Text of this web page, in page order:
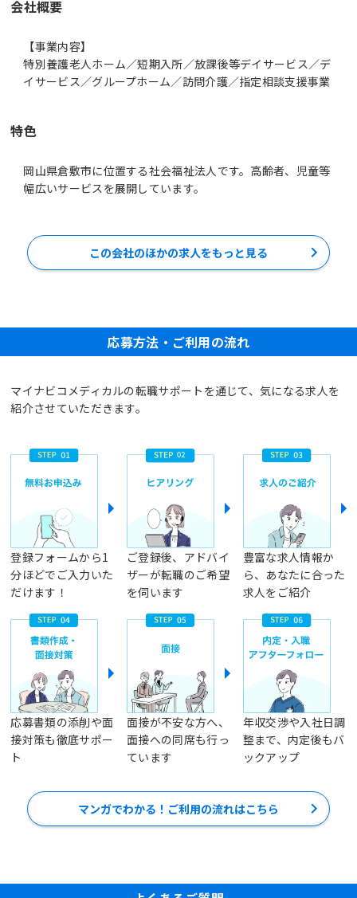
会社概要
【事業内容】
特別養護老人ホーム／短期入所／放課後等デイサービス／デ
イサービス／グループホーム／訪問介護／指定相談支援事業
特色
岡山県倉敷市に位置する社会福祉法人です。高齢者、児童等
幅広いサービスを展開しています。
この会社のほかの求人をもっと見る
応募方法・ご利用の流れ
マイナビコメディカルの転職サポートを通じて、気になる求人を
紹介させていただきます。
登録フォームから1
分ほどでご入力いた
だけます！
ご登録後、アドバイ
ザーが転職のご希望
を伺います
豊富な求人情報か
ら、あなたに合った
求人をご紹介
応募書類の添削や面
接対策も徹底サポー
ト
面接が不安な方へ、
面接への同席も行っ
ています
年収交渉や入社日調
整まで、内定後もバ
ックアップ
マンガでわかる！ご利用の流れはこちら